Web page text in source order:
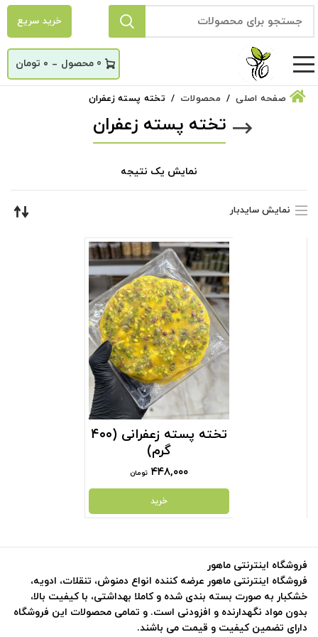
خرید سریع
0
_ ۰ تومان
صفحه اصلی محصولات تخته پسته زعفران
تخته پسته زعفران
نمایش یک نتیجه
نمایش سایدبار
تخته پسته زعفرانی (۴۰۰
گرم)
۴۴۸,۰۰۰ تومان
خرید
فروشگاه اینترنتی ماهور
فروشگاه اینترنتی ماهور عرضه کننده انواع دمنوش، تنقلات، ادویه،
خشکبار به صورت بسته بندی شده و کاملا بهداشتی، با کیفیت بالا،
بدون مواد نگهدارنده و افزودنی است. و تمامی محصولات این فروشگاه
دارای تضمین کیفیت و قیمت می باشند.